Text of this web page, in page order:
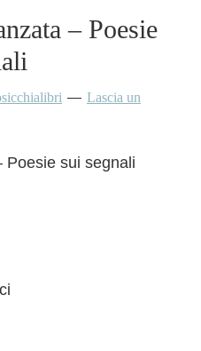
– Poesie
Lascia un
Poesie sui segnali